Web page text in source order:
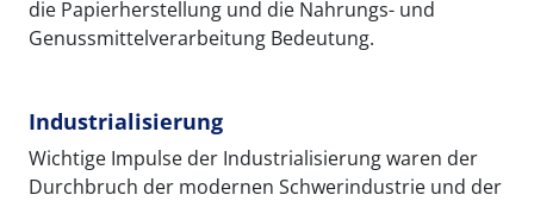
die Papierherstellung und die Nahrungs- und
Genussmittelverarbeitung Bedeutung.
Industrialisierung
Wichtige Impulse der Industrialisierung waren der
Durchbruch der modernen Schwerindustrie und der